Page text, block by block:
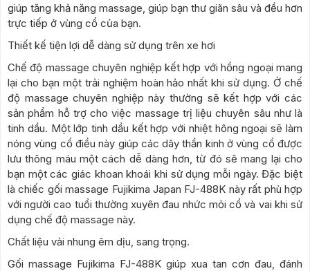
giúp tăng khả năng massage, giúp bạn thư giãn sâu và đều hơn
trực tiếp ở vùng cổ của bạn.
Thiết kế tiện lợi dễ dàng sử dụng trên xe hơi
Chế độ massage chuyên nghiệp kết hợp với hồng ngoại mang
lại cho bạn một trải nghiệm hoàn hảo nhất khi sử dụng. Ở chế
độ massage chuyên nghiệp này thường sẽ kết hợp với các
sản phẩm hỗ trợ cho việc massage trị liệu chuyên sâu như là
tinh dầu. Một lớp tinh dầu kết hợp với nhiệt hông ngoại sẽ làm
nóng vùng cổ điều này giúp các dây thần kinh ở vùng cổ được
lưu thông máu một cách dễ dàng hơn, từ đó sẽ mang lại cho
bạn một các giác khoan khoái khi sử dụng mỗi ngày. Đặc biệt
là chiếc gối massage Fujikima Japan FJ-488K này rất phù hợp
với người cao tuổi thường xuyên đau nhức mỏi cổ và vai khi sử
dụng chế độ massage này.
Chất liệu vải nhung êm dịu, sang trọng.
Gối massage Fujikima FJ-488K giúp xua tan cơn đau, đánh